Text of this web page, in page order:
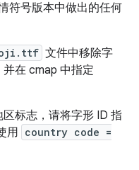
符号版本中做出的任何
文件中移除字
在 cmap 中指定
标志，请将字形 ID 指
用 country code =